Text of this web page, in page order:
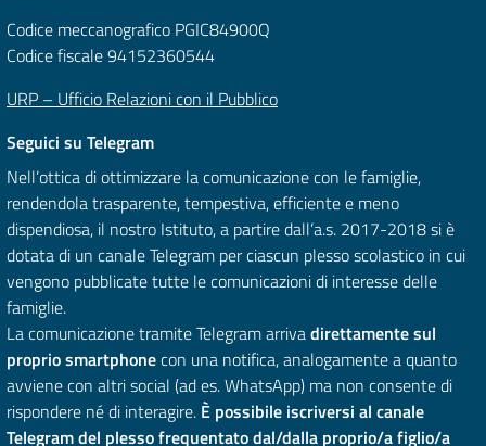
Codice meccanografico PGIC84900Q
Codice fiscale 94152360544
URP – Ufficio Relazioni con il Pubblico
Seguici su Telegram
Nell’ottica di ottimizzare la comunicazione con le famiglie,
rendendola trasparente, tempestiva, efficiente e meno
dispendiosa, il nostro Istituto, a partire dall’a.s. 2017-2018 si è
dotata di un canale Telegram per ciascun plesso scolastico in cui
vengono pubblicate tutte le comunicazioni di interesse delle
famiglie.
La comunicazione tramite Telegram arrivadirettamente sul
proprio smartphonecon una notifica, analogamente a quanto
avviene con altri social (ad es. WhatsApp) ma non consente di
rispondere né di interagire. È possibile iscriversi al canale
Telegram del plesso frequentato dal/dalla proprio/a figlio/a